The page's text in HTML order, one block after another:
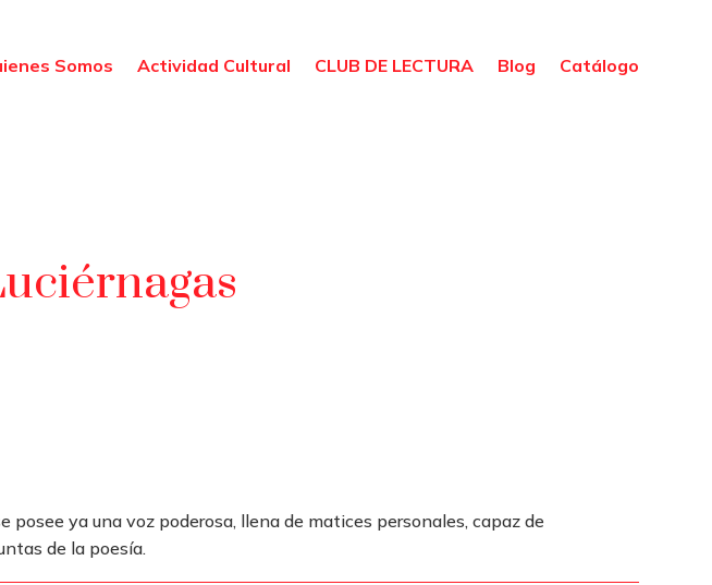
Somos Actividad Cultural CLUB DE LECTURA Blog Catálogo
posee ya una voz poderosa, llena de matices personales, capaz de
de la poesía.